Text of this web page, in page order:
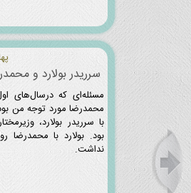
سرریدر بولارد و
مسئله‌ای که درسال‌های
محمدرضا مورد توجه من
با سرریدر بولارد،
بود. بولارد با محمدرضا
نداشت.